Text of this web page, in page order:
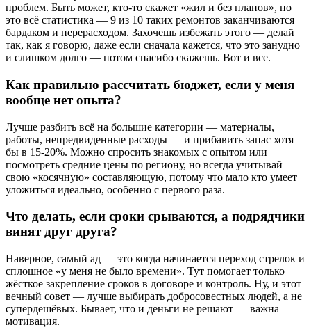
проблем. Быть может, кто-то скажет «жил и без планов», но
это всё статистика — 9 из 10 таких ремонтов заканчиваются
бардаком и перерасходом. Захочешь избежать этого — делай
так, как я говорю, даже если сначала кажется, что это занудно
и слишком долго — потом спасибо скажешь. Вот и все.
Как правильно рассчитать бюджет, если у меня
вообще нет опыта?
Лучше разбить всё на большие категории — материалы,
работы, непредвиденные расходы — и прибавить запас хотя
бы в 15-20%. Можно спросить знакомых с опытом или
посмотреть средние цены по региону, но всегда учитывай
свою «косячную» составляющую, потому что мало кто умеет
уложиться идеально, особенно с первого раза.
Что делать, если сроки срываются, а подрядчики
винят друг друга?
Наверное, самый ад — это когда начинается переход стрелок и
сплошное «у меня не было времени». Тут помогает только
жёсткое закрепление сроков в договоре и контроль. Ну, и этот
вечный совет — лучше выбирать добросовестных людей, а не
супердешёвых. Бывает, что и деньги не решают — важна
мотивация.